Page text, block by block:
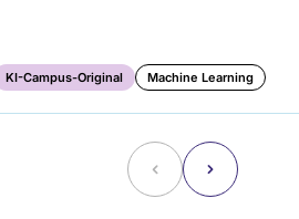
KI-Campus-Original Machine Learning
˂ ˃